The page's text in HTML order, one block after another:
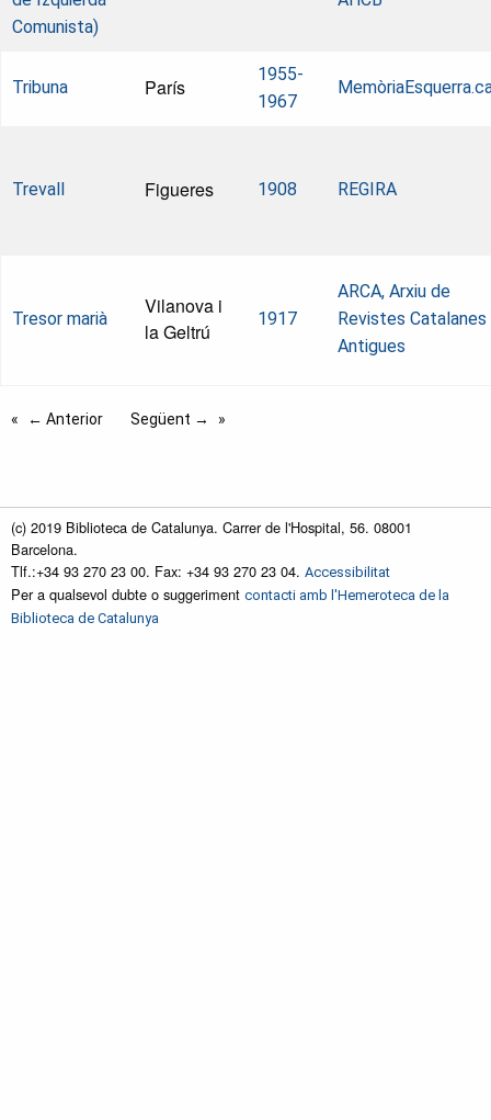
Comunista)
Tribuna París
1955-
1967
Trevall Figueres 1908 REGIRA
Tresor marià
Vilanova i
la Geltrú
1917
ARCA, Arxiu de
Revistes Catalanes
Antigues
← Anterior Següent →
(c) 2019 Biblioteca de Catalunya. Carrer de l'Hospital, 56. 08001
Barcelona.
Tlf.:+34 93 270 23 00. Fax: +34 93 270 23 04. Accessibilitat
Per a qualsevol dubte o suggeriment contacti amb l'Hemeroteca de la
Biblioteca de Catalunya